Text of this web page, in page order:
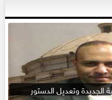
وتعديل الدستور